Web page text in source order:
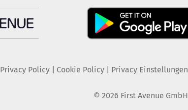
Privacy Policy| Cookie Policy| Privacy Einstellungen
© 2026 First Avenue GmbH